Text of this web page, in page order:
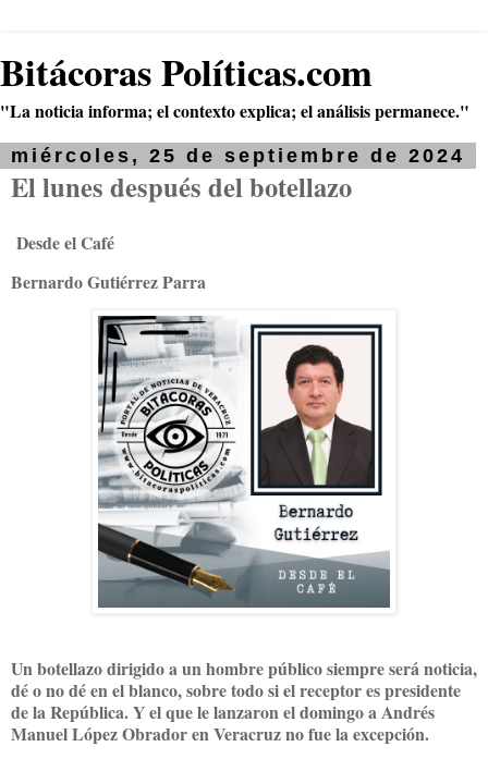
Bitácoras Políticas.com
"La noticia informa; el contexto explica; el análisis permanece."
miércoles, 25 de septiembre de 2024
El lunes después del botellazo
Desde el Café
Bernardo Gutiérrez Parra
Un botellazo dirigido a un hombre público siempre será noticia,
dé o no dé en el blanco, sobre todo si el receptor es presidente
de la República. Y el que le lanzaron el domingo a Andrés
Manuel López Obrador en Veracruz no fue la excepción.